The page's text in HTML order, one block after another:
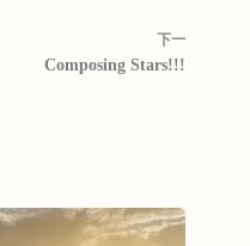
下一
Composing Stars!!!